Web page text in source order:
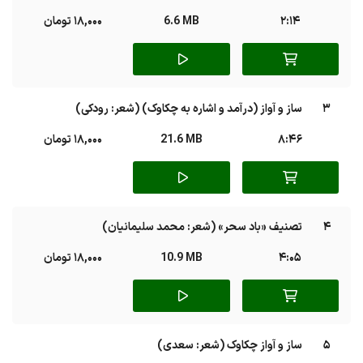
2:14
6.6 MB 18,000 تومان
3
ساز و آواز (درآمد و اشاره به چکاوک) (شعر: رودکی)
8:46
21.6 MB 18,000 تومان
4
تصنیف «باد سحر» (شعر: محمد سلیمانیان)
4:05
10.9 MB 18,000 تومان
5 ساز و آواز چکاوک (شعر: سعدی)